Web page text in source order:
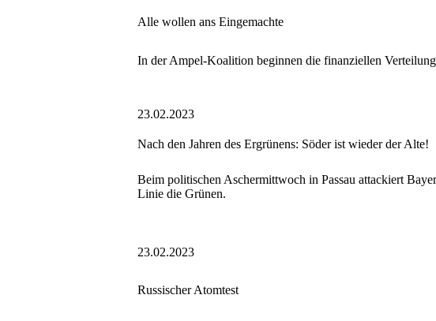
Alle wollen ans Eingemachte
In der Ampel-Koalition beginnen die finanziellen
23.02.2023
Nach den Jahren des Ergrünens: Söder ist wieder der Alte!
Beim politischen Aschermittwoch in Passau attackiert
Linie die Grünen.
23.02.2023
Russischer Atomtest